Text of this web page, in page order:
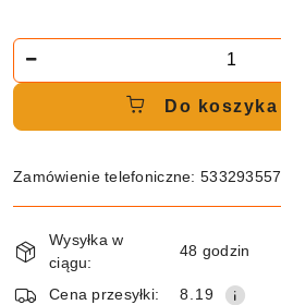
Do koszyka
Zamówienie telefoniczne: 533293557
Dostępność
i
dostawa
Wysyłka w
ciągu:
48 godzin
Cena przesyłki: 8.19